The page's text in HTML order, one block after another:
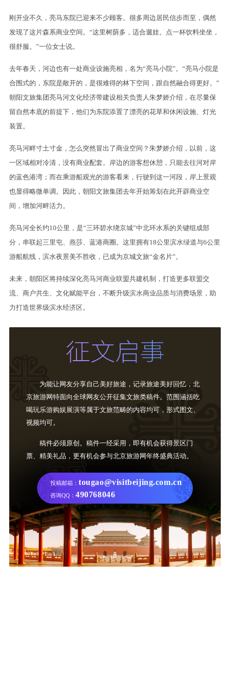
刚开业不久，亮马东院已迎来不少顾客。很多周边居民信步而至，偶然
发现了这片森系商业空间。“这里树荫多，适合遛娃。点一杯饮料坐坐，
很舒服。”一位女士说。
去年春天，河边也有一处商业设施亮相，名为“亮马小院”。“亮马小院是
合围式的，东院是敞开的，是很难得的林下空间，跟自然融合得更好。”
朝阳文旅集团亮马河文化经济带建设相关负责人朱梦娇介绍，在尽量保
留自然本底的前提下，他们为东院添置了漂亮的花草和休闲设施、灯光
装置。
亮马河畔寸土寸金，怎么突然冒出了商业空间？朱梦娇介绍，以前，这
一区域相对冷清，没有商业配套。岸边的游客想休憩，只能去往河对岸
的蓝色港湾；而在乘游船观光的游客看来，行驶到这一河段，岸上景观
也显得略微单调。因此，朝阳文旅集团去年开始筹划在此开辟商业空
间，增加河畔活力。
亮马河全长约10公里，是“三环碧水绕京城”中北环水系的关键组成部
分，串联起三里屯、燕莎、蓝港商圈。这里拥有18公里滨水绿道与6公里
游船航线，滨水夜景美不胜收，已成为京城文旅“金名片”。
未来，朝阳区将持续深化亮马河商业联盟共建机制，打造更多联盟交
流、商户共生、文化赋能平台，不断升级滨水商业品质与消费场景，助
力打造世界级滨水经济区。
为能让网友分享自己美好旅途，记录旅途美好回忆，北
京旅游网特面向全球网友公开征集文旅类稿件。范围涵括吃
喝玩乐游购娱展演等属于文旅范畴的内容均可，形式图文、
视频均可。
稿件必须原创。稿件一经采用，即有机会获得景区门
票、精美礼品，更有机会参与北京旅游网年终盛典活动。
投稿邮箱： tougao@visitbeijing.com.cn
咨询QQ： 490768046